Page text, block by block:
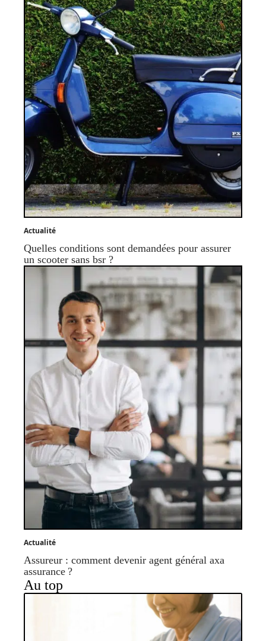
Actualité
Quelles conditions sont demandées pour assurer
un scooter sans bsr ?
Actualité
Assureur : comment devenir agent général axa
assurance ?
Au top